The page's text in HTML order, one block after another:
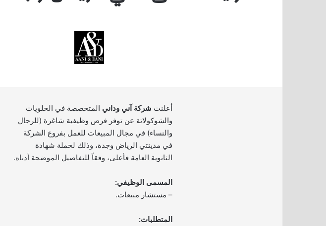
أعلنت شركة آني وداني المتخصصة في الحلويات
والشوكولاتة عن توفر فرص وظيفية شاغرة (للرجال
والنساء) في مجال المبيعات للعمل بفروع الشركة
في مدينتي الرياض وجدة، وذلك لحملة شهادة
الثانوية العامة فأعلى، وفقاً للتفاصيل الموضحة أدناه.
المسمى الوظيفي:
– مستشار مبيعات.
المتطلبات: